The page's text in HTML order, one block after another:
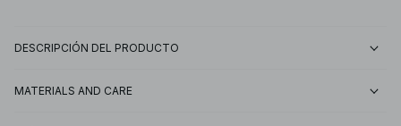
DESCRIPCIÓN DEL PRODUCTO
MATERIALS AND CARE